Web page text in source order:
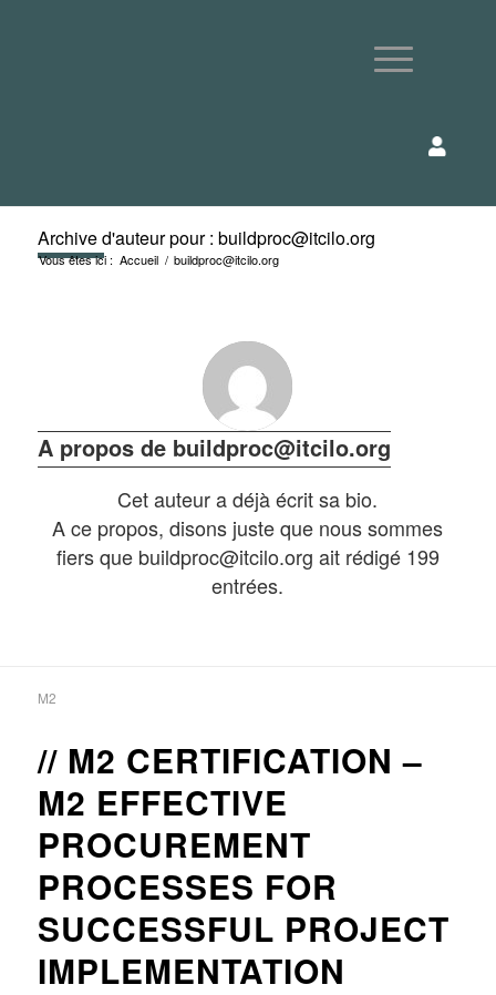
Archive d'auteur pour : buildproc@itcilo.org
Vous êtes ici : Accueil / buildproc@itcilo.org
A propos de buildproc@itcilo.org
Cet auteur a déjà écrit sa bio.
A ce propos, disons juste que nous sommes
fiers que buildproc@itcilo.org ait rédigé 199
entrées.
M2
M2 CERTIFICATION –
M2 EFFECTIVE
PROCUREMENT
PROCESSES FOR
SUCCESSFUL PROJECT
IMPLEMENTATION